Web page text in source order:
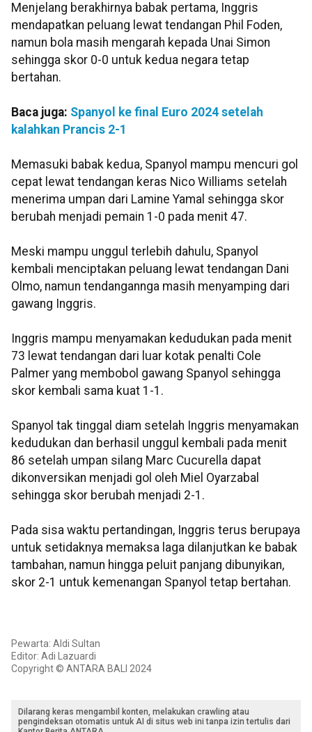
Menjelang berakhirnya babak pertama, Inggris
mendapatkan peluang lewat tendangan Phil Foden,
namun bola masih mengarah kepada Unai Simon
sehingga skor 0-0 untuk kedua negara tetap
bertahan.
Baca juga: Spanyol ke final Euro 2024 setelah
kalahkan Prancis 2-1
Memasuki babak kedua, Spanyol mampu mencuri gol
cepat lewat tendangan keras Nico Williams setelah
menerima umpan dari Lamine Yamal sehingga skor
berubah menjadi pemain 1-0 pada menit 47.
Meski mampu unggul terlebih dahulu, Spanyol
kembali menciptakan peluang lewat tendangan Dani
Olmo, namun tendangannga masih menyamping dari
gawang Inggris.
Inggris mampu menyamakan kedudukan pada menit
73 lewat tendangan dari luar kotak penalti Cole
Palmer yang membobol gawang Spanyol sehingga
skor kembali sama kuat 1-1.
Spanyol tak tinggal diam setelah Inggris menyamakan
kedudukan dan berhasil unggul kembali pada menit
86 setelah umpan silang Marc Cucurella dapat
dikonversikan menjadi gol oleh Miel Oyarzabal
sehingga skor berubah menjadi 2-1.
Pada sisa waktu pertandingan, Inggris terus berupaya
untuk setidaknya memaksa laga dilanjutkan ke babak
tambahan, namun hingga peluit panjang dibunyikan,
skor 2-1 untuk kemenangan Spanyol tetap bertahan.
Pewarta: Aldi Sultan
Editor: Adi Lazuardi
Copyright © ANTARA BALI 2024
Dilarang keras mengambil konten, melakukan crawling atau
pengindeksan otomatis untuk AI di situs web ini tanpa izin tertulis dari